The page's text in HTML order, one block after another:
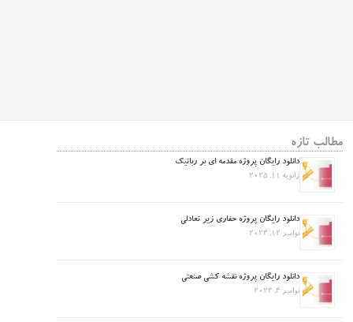
مطالب تازه
دانلود رایگان پروژه مقدمه ای بر رباتیک
ژانویه 11, 2025
دانلود رایگان پروژه حفاری زیر تعادلی
نوامبر 12, 2024
دانلود رایگان پروژه نقشه کشی صنعتی
نوامبر 4, 2024